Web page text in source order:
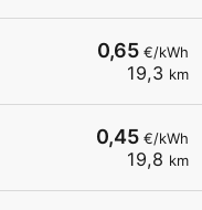
0,65 €/kWh
19,3 km
0,45 €/kWh
19,8 km